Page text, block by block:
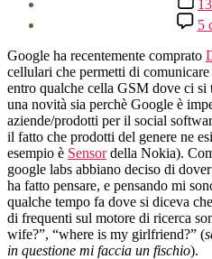
5
Google ha recentemente comprato
cellulari che permetti di
entro qualche cella GSM dove ci si
una novità sia perchè Google è
aziende/prodotti per il social
il fatto che prodotti del genere ne
esempio è Sensordella Nokia).
google labs abbiano deciso di
ha fatto pensare, e pensando mi
qualche tempo fa dove si diceva
di frequenti sul motore di ricerca
wife?”, “where is my girlfriend?” (
in questione mi faccia un fischio).